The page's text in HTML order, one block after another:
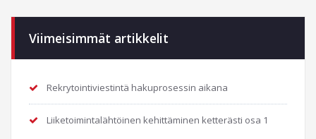
Viimeisimmät artikkelit
Rekrytointiviestintä hakuprosessin aikana
Liiketoimintalähtöinen kehittäminen ketterästi osa 1